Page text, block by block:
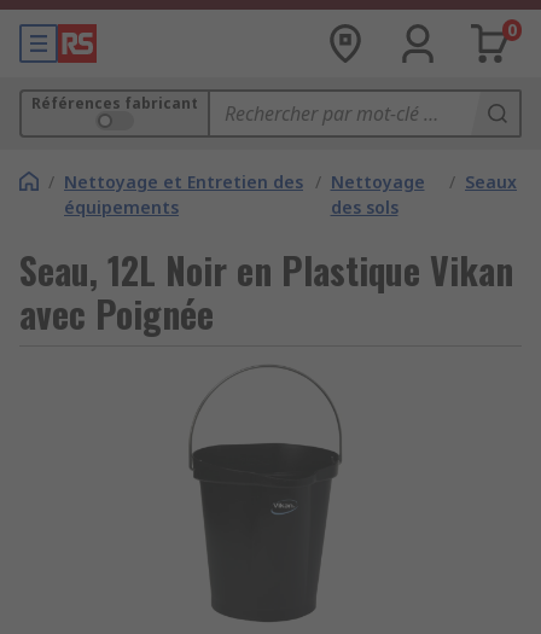
0
Références fabricant
/ Nettoyage et Entretien des
équipements
/ Nettoyage
des sols
/ Seaux
Seau, 12L Noir en Plastique Vikan
avec Poignée